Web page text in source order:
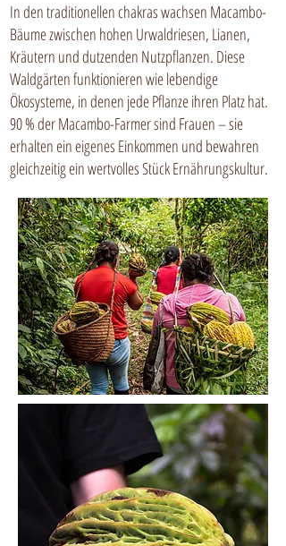
In den traditionellen chakras wachsen Macambo-
Bäume zwischen hohen Urwaldriesen, Lianen,
Kräutern und dutzenden Nutzpflanzen. Diese
Waldgärten funktionieren wie lebendige
Ökosysteme, in denen jede Pflanze ihren Platz hat.
90 % der Macambo-Farmer sind Frauen – sie
erhalten ein eigenes Einkommen und bewahren
gleichzeitig ein wertvolles Stück Ernährungskultur.​